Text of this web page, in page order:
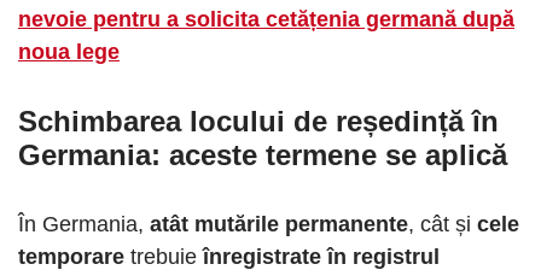
nevoie pentru a solicita cetățenia germană după
noua lege
Schimbarea locului de reședință în
Germania: aceste termene se aplică
În Germania, atât mutările permanente, cât și cele
temporare trebuieînregistrate în registrul